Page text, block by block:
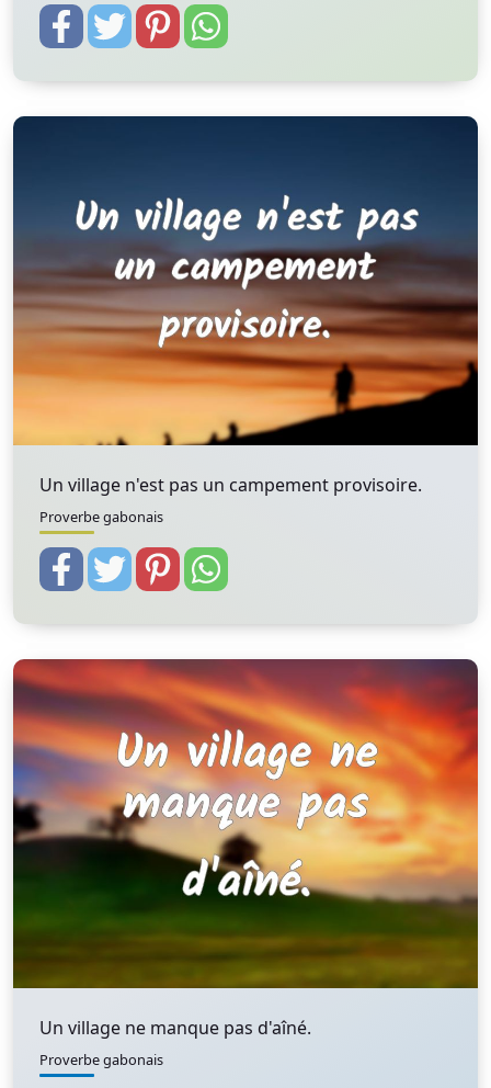
Un village n'est pas un campement provisoire.
Proverbe gabonais
Un village ne manque pas d'aîné.
Proverbe gabonais